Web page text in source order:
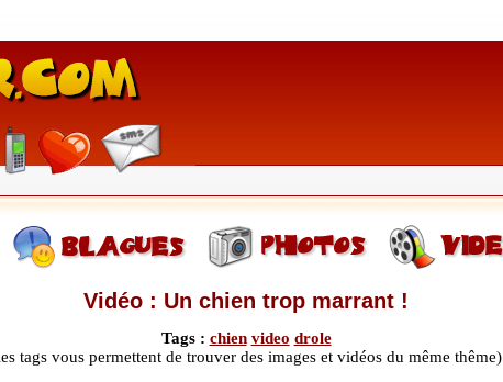
Vidéo : Un chien trop marrant !
Tags : chien video drole
tags vous permettent de trouver des images et vidéos du même thême)